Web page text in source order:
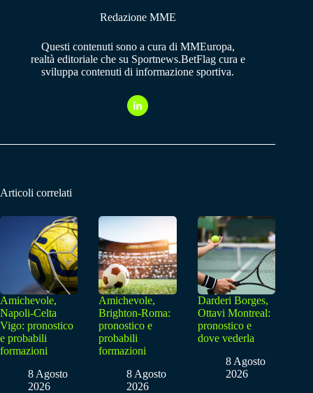
Redazione MME
Questi contenuti sono a cura di MMEuropa,
realtà editoriale che su Sportnews.BetFlag cura e
sviluppa contenuti di informazione sportiva.
Articoli correlati
Amichevole,
Napoli-Celta
Vigo: pronostico
e probabili
formazioni
8 Agosto
2026
Amichevole,
Brighton-Roma:
pronostico e
probabili
formazioni
8 Agosto
2026
Darderi Borges,
Ottavi Montreal:
pronostico e
dove vederla
8 Agosto
2026